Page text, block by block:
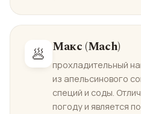
🥟 Макс (Mach)
прохладительный
из апельсинового
специй и соды.
погоду и является